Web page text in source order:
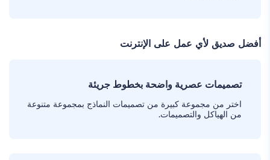
أفضل صديق لأي عمل على الإنترنت
تصميمات عصرية واضحة بخطوط جريئة
اختر من مجموعة كبيرة من تصميمات النماذج بمجموعة متنوعة
من الهياكل والتصميمات.